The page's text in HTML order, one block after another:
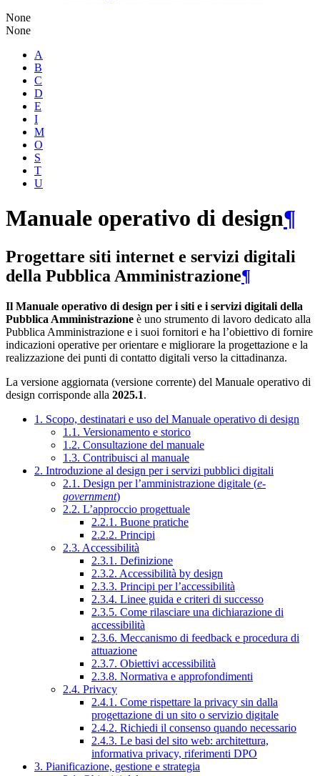
None
None
A
B
C
D
E
I
M
O
S
T
U
Manuale operativo di design¶
Progettare siti internet e servizi digitali
della Pubblica Amministrazione¶
Il Manuale operativo di design per i siti e i servizi digitali della
Pubblica Amministrazione è uno strumento di lavoro dedicato alla
Pubblica Amministrazione e i suoi fornitori e ha l’obiettivo di fornire
indicazioni operative per orientare e migliorare la progettazione e la
realizzazione dei punti di contatto digitali verso la cittadinanza.
La versione aggiornata (versione corrente) del Manuale operativo di
design corrisponde alla 2025.1.
1. Scopo, destinatari e uso del Manuale operativo di design
1.1. Versionamento e storico
1.2. Consultazione del manuale
1.3. Contribuisci al manuale
2. Introduzione al design per i servizi pubblici digitali
2.1. Design per l’amministrazione digitale (e-
government)
2.2. L’approccio progettuale
2.2.1. Buone pratiche
2.2.2. Principi
2.3. Accessibilità
2.3.1. Definizione
2.3.2. Accessibilità by design
2.3.3. Principi per l’accessibilità
2.3.4. Linee guida e criteri di successo
2.3.5. Come rilasciare una dichiarazione di
accessibilità
2.3.6. Meccanismo di feedback e procedura di
attuazione
2.3.7. Obiettivi accessibilità
2.3.8. Normativa e approfondimenti
2.4. Privacy
2.4.1. Come rispettare la privacy sin dalla
progettazione di un sito o servizio digitale
2.4.2. Richiedi il consenso quando necessario
2.4.3. Le basi del sito web: architettura,
informativa privacy, riferimenti DPO
3. Pianificazione, gestione e strategia